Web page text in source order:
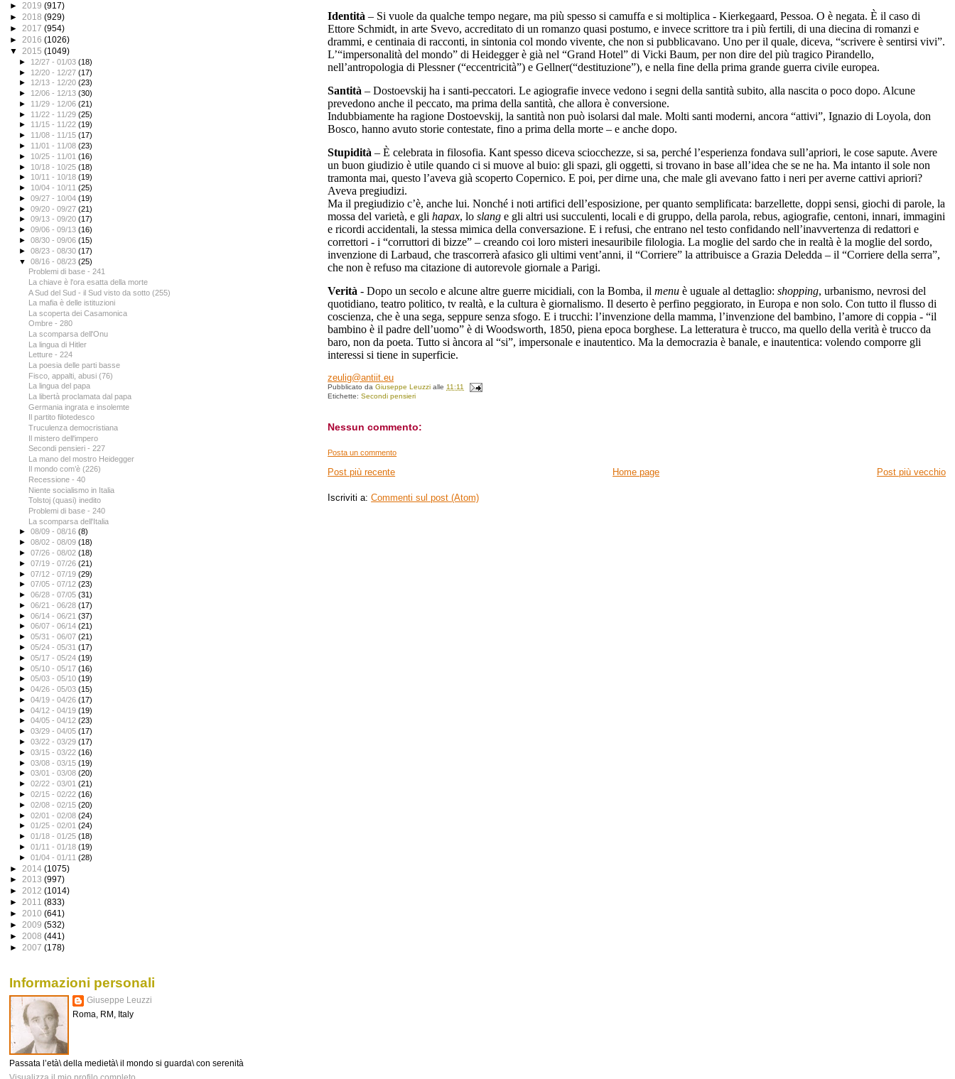
Identità – Si vuole da qualche tempo negare, ma più spesso si camuffa e si moltiplica - Kierkegaard, Pessoa. O è negata. È il caso di
Ettore Schmidt, in arte Svevo, accreditato di un romanzo quasi postumo, e invece scrittore tra i più fertili, di una diecina di romanzi e
drammi, e centinaia di racconti, in sintonia col mondo vivente, che non si pubblicavano. Uno per il quale, diceva, “scrivere è sentirsi vivi”.
L’“impersonalità del mondo” di Heidegger è già nel “Grand Hotel” di Vicki Baum, per non dire del più tragico Pirandello,
nell’antropologia di Plessner (“eccentricità”) e Gellner(“destituzione”), e nella fine della prima grande guerra civile europea.
Santità– Dostoevskij ha i santi-peccatori. Le agiografie invece vedono i segni della santità subito, alla nascita o poco dopo. Alcune
prevedono anche il peccato, ma prima della santità, che allora è conversione.
Indubbiamente ha ragione Dostoevskij, la santità non può isolarsi dal male. Molti santi moderni, ancora “attivi”, Ignazio di Loyola, don
Bosco, hanno avuto storie contestate, fino a prima della morte – e anche dopo.
Stupidità – È celebrata in filosofia. Kant spesso diceva sciocchezze, si sa, perché l’esperienza fondava sull’apriori, le cose sapute. Avere
un buon giudizio è utile quando ci si muove al buio: gli spazi, gli oggetti, si trovano in base all’idea che se ne ha. Ma intanto il sole non
tramonta mai, questo l’aveva già scoperto Copernico. E poi, per dirne una, che male gli avevano fatto i neri per averne cattivi apriori?
Aveva pregiudizi.
Ma il pregiudizio c’è, anche lui. Nonché i noti artifici dell’esposizione, per quanto semplificata: barzellette, doppi sensi, giochi di parole, la
mossa del varietà, e glihapax, loslang e gli altri usi succulenti, locali e di gruppo, della parola, rebus, agiografie, centoni, innari, immagini
e ricordi accidentali, la stessa mimica della conversazione. E i refusi, che entrano nel testo confidando nell’inavvertenza di redattori e
correttori - i “corruttori di bizze” – creando coi loro misteri inesauribile filologia. La moglie del sardo che in realtà è la moglie del sordo,
invenzione di Larbaud, che trascorrerà afasico gli ultimi vent’anni, il “Corriere” la attribuisce a Grazia Deledda – il “Corriere della serra”,
che non è refuso ma citazione di autorevole giornale a Parigi.
Verità - Dopo un secolo e alcune altre guerre micidiali, con la Bomba, ilmenu è uguale al dettaglio:shopping, urbanismo, nevrosi del
quotidiano, teatro politico, tv realtà, e la cultura è giornalismo. Il deserto è perfino peggiorato, in Europa e non solo. Con tutto il flusso di
coscienza, che è una sega, seppure senza sfogo. E i trucchi: l’invenzione della mamma, l’invenzione del bambino, l’amore di coppia - “il
bambino è il padre dell’uomo” è di Woodsworth, 1850, piena epoca borghese. La letteratura è trucco, ma quello della verità è trucco da
baro, non da poeta. Tutto si àncora al “si”, impersonale e inautentico. Ma la democrazia è banale, e inautentica: volendo comporre gli
interessi si tiene in superficie.
zeulig@antiit.eu
Pubblicato daGiuseppe Leuzzi alle 11:11
Etichette:Secondi pensieri
Nessun commento:
Posta un commento
Post più recente Post più vecchio
Home page
Iscriviti a:Commenti sul post (Atom)
► 2019 (917)
► 2018 (929)
► 2017 (954)
► 2016 (1026)
▼ 2015 (1049)
► 12/27 - 01/03(18)
► 12/20 - 12/27(17)
► 12/13 - 12/20(23)
► 12/06 - 12/13(30)
► 11/29 - 12/06(21)
► 11/22 - 11/29(25)
► 11/15 - 11/22(19)
► 11/08 - 11/15(17)
► 11/01 - 11/08(23)
► 10/25 - 11/01(16)
► 10/18 - 10/25(18)
► 10/11 - 10/18(19)
► 10/04 - 10/11(25)
►09/27 - 10/04(19)
►09/20 - 09/27(21)
►09/13 - 09/20(17)
►09/06 - 09/13(16)
►08/30 - 09/06(15)
►08/23 - 08/30(17)
▼08/16 - 08/23(25)
Problemi di base - 241
La chiave è l'ora esatta della morte
A Sud del Sud - il Sud visto da sotto (255)
La mafia è delle istituzioni
La scoperta dei Casamonica
Ombre - 280
La scomparsa dell'Onu
La lingua di Hitler
Letture - 224
La poesia delle parti basse
Fisco, appalti, abusi (76)
La lingua del papa
La libertà proclamata dal papa
Germania ingrata e insolemte
Il partito filotedesco
Truculenza democristiana
Il mistero dell'impero
Secondi pensieri - 227
La mano del mostro Heidegger
Il mondo com’è (226)
Recessione - 40
Niente socialismo in Italia
Tolstoj (quasi) inedito
Problemi di base - 240
La scomparsa dell'Italia
►08/09 - 08/16(8)
►08/02 - 08/09(18)
►07/26 - 08/02(18)
►07/19 - 07/26(21)
►07/12 - 07/19(29)
►07/05 - 07/12(23)
►06/28 - 07/05(31)
►06/21 - 06/28(17)
►06/14 - 06/21(37)
►06/07 - 06/14(21)
►05/31 - 06/07(21)
►05/24 - 05/31(17)
►05/17 - 05/24(19)
►05/10 - 05/17(16)
►05/03 - 05/10(19)
►04/26 - 05/03(15)
►04/19 - 04/26(17)
►04/12 - 04/19(19)
►04/05 - 04/12(23)
►03/29 - 04/05(17)
►03/22 - 03/29(17)
►03/15 - 03/22(16)
►03/08 - 03/15(19)
►03/01 - 03/08(20)
►02/22 - 03/01(21)
►02/15 - 02/22(16)
►02/08 - 02/15(20)
►02/01 - 02/08(24)
►01/25 - 02/01(24)
►01/18 - 01/25(18)
►01/11 - 01/18(19)
►01/04 - 01/11(28)
► 2014 (1075)
► 2013 (997)
► 2012 (1014)
► 2011 (833)
► 2010 (641)
► 2009 (532)
► 2008 (441)
► 2007 (178)
Informazioni personali
Giuseppe Leuzzi
Roma, RM, Italy
Passata l’età\ della medietà\ il mondo si guarda\ con serenità